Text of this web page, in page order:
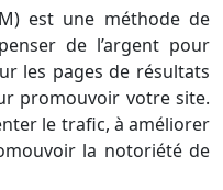
est une méthode de
de l’argent pour
les pages de résultats
promouvoir votre site.
le trafic, à améliorer
la notoriété de